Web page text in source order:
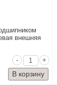
внешняя
- +